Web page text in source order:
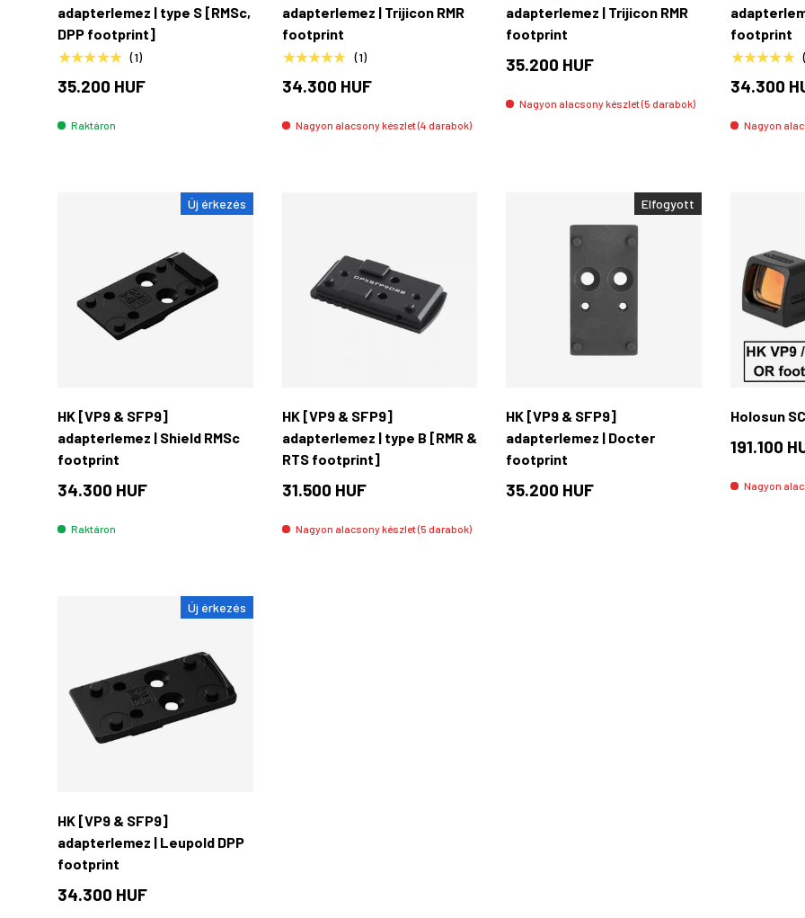
adapterlemez | type S [RMSc,
DPP footprint]
★★★★★ (1)
35.200 HUF
Raktáron
adapterlemez | Trijicon RMR
footprint
★★★★★ (1)
34.300 HUF
Nagyon alacsony készlet (4 darabok)
adapterlemez | Trijicon RMR
footprint
35.200 HUF
Nagyon alacsony készlet (5 darabok)
footprint
★★★★★
34.300
Nagyon
Új érkezés
HK [VP9 & SFP9]
adapterlemez | Shield RMSc
footprint
34.300 HUF
Raktáron
HK [VP9 & SFP9]
adapterlemez | type B [RMR &
RTS footprint]
31.500 HUF
Nagyon alacsony készlet (5 darabok)
Elfogyott
HK [VP9 & SFP9]
adapterlemez | Docter
footprint
35.200 HUF
Holosun
191.100
Nagyon
Új érkezés
HK [VP9 & SFP9]
adapterlemez | Leupold DPP
footprint
34.300 HUF